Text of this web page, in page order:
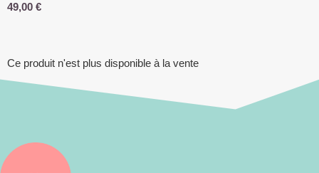
49,00 €
Ce produit n'est plus disponible à la vente